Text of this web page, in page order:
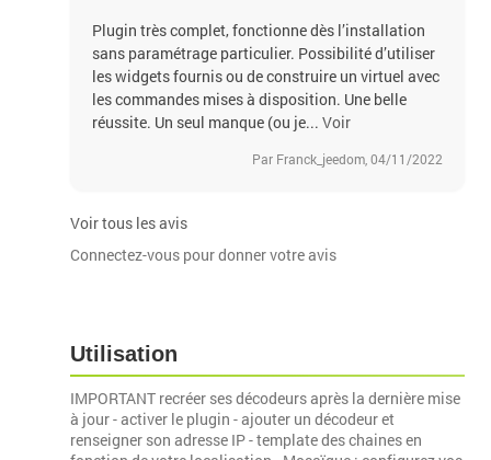
Plugin très complet, fonctionne dès l’installation
sans paramétrage particulier. Possibilité d’utiliser
les widgets fournis ou de construire un virtuel avec
les commandes mises à disposition. Une belle
réussite. Un seul manque (ou je...Voir
Par Franck_jeedom, 04/11/2022
Voir tous les avis
Connectez-vous pour donner votre avis
Utilisation
IMPORTANT recréer ses décodeurs après la dernière mise
à jour - activer le plugin - ajouter un décodeur et
renseigner son adresse IP - template des chaines en